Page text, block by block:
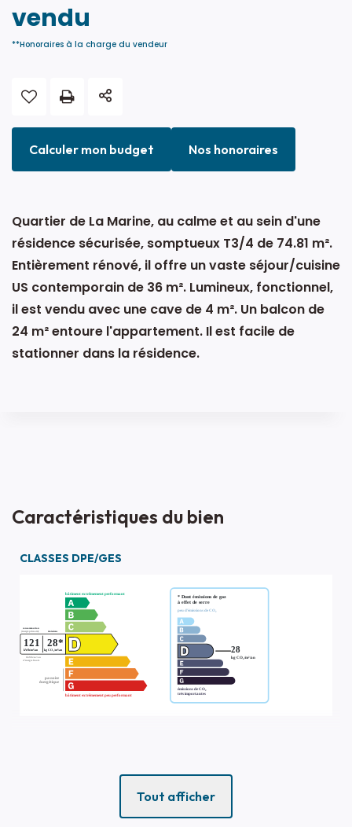
vendu
**Honoraires à la charge du vendeur
Calculer mon budget Nos honoraires
Quartier de La Marine, au calme et au sein d'une
résidence sécurisée, somptueux T3/4 de 74.81 m².
Entièrement rénové, il offre un vaste séjour/cuisine
US contemporain de 36 m². Lumineux, fonctionnel,
il est vendu avec une cave de 4 m². Un balcon de
24 m² entoure l'appartement. Il est facile de
stationner dans la résidence.
Caractéristiques du bien
CLASSES DPE/GES
Tout afficher